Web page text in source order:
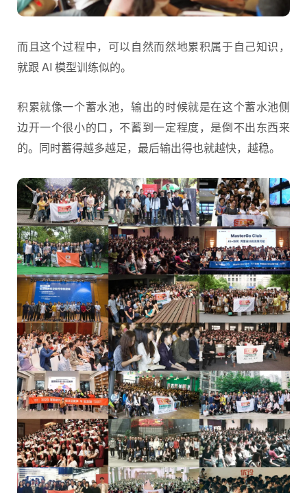
而且这个过程中，可以自然而然地累积属于自己知识，
就跟 AI 模型训练似的。
积累就像一个蓄水池，输出的时候就是在这个蓄水池侧
边开一个很小的口，不蓄到一定程度，是倒不出东西来
的。同时蓄得越多越足，最后输出得也就越快，越稳。